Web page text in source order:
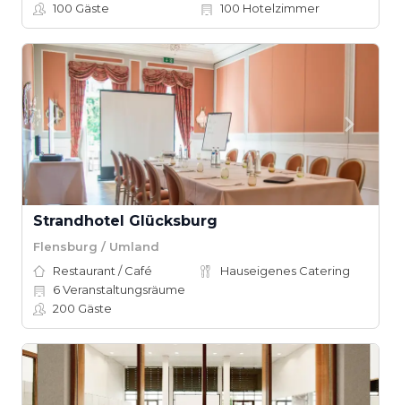
100 Gäste 100 Hotelzimmer
Strandhotel Glücksburg
Flensburg / Umland
Restaurant / Café
Hauseigenes Catering
6Veranstaltungsräume
200 Gäste